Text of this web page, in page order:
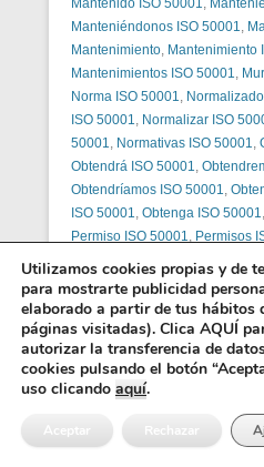
Mantenido ISO 50001,
Manteniéndonos ISO 50001,
Mantenimiento, Mantenimiento
Mantenimientos ISO 50001,
Norma ISO 50001,
ISO 50001, Normalizar ISO
50001, Normativas ISO 50001,
Obtendrá ISO 50001,
Obtendríamos ISO 50001,
ISO 50001, Obtenga ISO 50001,
Permiso ISO 50001, Permisos
Precios ISO 50001
Presupuéstanos ISO 50001,
Presupuestarnos ISO 50001,
Presupuestemos ISO 50001 ,
Presupuesto ISO 50001,
50001,Presupuestos ISO
,Procedimientos ISO
Registradores ISO
Registrar ISO 50001,Registrara
Utilizamos cookies propias y de
para mostrarte publicidad
elaborado a partir de tus hábitos
páginas visitadas). Clica AQUÍ
autorizar la transferencia de
cookies pulsando el botón
uso clicando aquí.
Aceptar Rechazar